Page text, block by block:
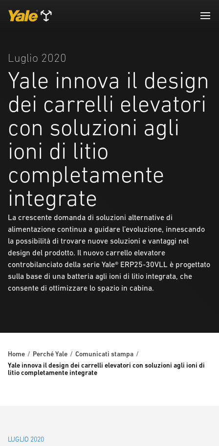
Luglio 2020
Yale innova il design
dei carrelli elevatori
con soluzioni agli
ioni di litio
completamente
integrate
La crescente domanda di soluzioni alternative di
alimentazione continua a guidare l’evoluzione, innescando
la possibilità di trovare nuove soluzioni e vantaggi nel
design del prodotto. Il nuovo carrello elevatore
controbilanciato della serie Yale® ERP25-30VLL è progettato
sulla base di una batteria agli ioni di litio integrata, che
consente di ottimizzare lo spazio in cabina.
Home Perché Yale
Comunicati stampa
Yale innova il design dei carrelli elevatori con soluzioni agli ioni di
litio completamente integrate
LUGLIO 2020